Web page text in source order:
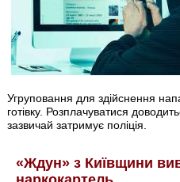
Угруповання для здійснення
готівку. Розплачуватися
зазвичай затримує поліція.
«Ждун» з Київщини